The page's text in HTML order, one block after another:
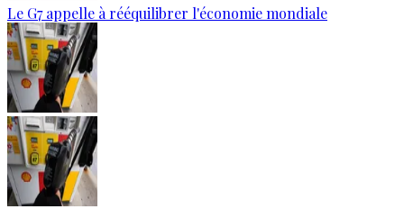
Le G7 appelle à rééquilibrer l'économie mondiale